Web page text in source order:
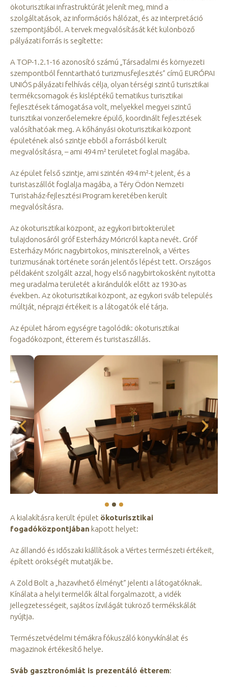
ökoturisztikai infrastruktúrát jelenít meg, mind a
szolgáltatások, az információs hálózat, és az interpretáció
szempontjából. A tervek megvalósítását két különböző
pályázati forrás is segítette:
A TOP-1.2.1-16 azonosító számú „Társadalmi és környezeti
szempontból fenntartható turizmusfejlesztés” című EURÓPAI
UNIÓS pályázati felhívás célja, olyan térségi szintű turisztikai
termékcsomagok és kisléptékű tematikus turisztikai
fejlesztések támogatása volt, melyekkel megyei szintű
turisztikai vonzerőelemekre épülő, koordinált fejlesztések
valósíthatóak meg. A kőhányási ökoturisztikai központ
épületének alsó szintje ebből a forrásból került
megvalósításra, – ami 494 m² területet foglal magába.
Az épület felső szintje, ami szintén 494 m²-t jelent, és a
turistaszállót foglalja magába, a Téry Ödön Nemzeti
Turistaház-fejlesztési Program keretében került
megvalósításra.
Az ökoturisztikai központ, az egykori birtokterület
tulajdonosáról gróf Esterházy Móricról kapta nevét. Gróf
Esterházy Móric nagybirtokos, miniszterelnök, a Vértes
turizmusának története során jelentős lépést tett. Országos
példaként szolgált azzal, hogy első nagybirtokosként nyitotta
meg uradalma területét a kirándulók előtt az 1930-as
években. Az ökoturisztikai központ, az egykori sváb település
múltját, néprajzi értékeit is a látogatók elé tárja.
Az épület három egységre tagolódik: ökoturisztikai
fogadóközpont, étterem és turistaszállás.
A kialakításra került épület ökoturisztikai
fogadóközpontjában kapott helyet:
Az állandó és időszaki kiállítások a Vértes természeti értékeit,
épített örökségét mutatják be.
A Zöld Bolt a „hazavihető élményt” jelenti a látogatóknak.
Kínálata a helyi termelők által forgalmazott, a vidék
jellegzetességeit, sajátos ízvilágát tükröző termékskálát
nyújtja.
Természetvédelmi témákra fókuszáló könyvkínálat és
magazinok értékesítő helye.
Sváb gasztronómiát is prezentáló étterem: